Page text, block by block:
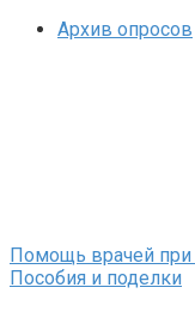
Архив опросов
Помощь врачей
Пособия и поделки